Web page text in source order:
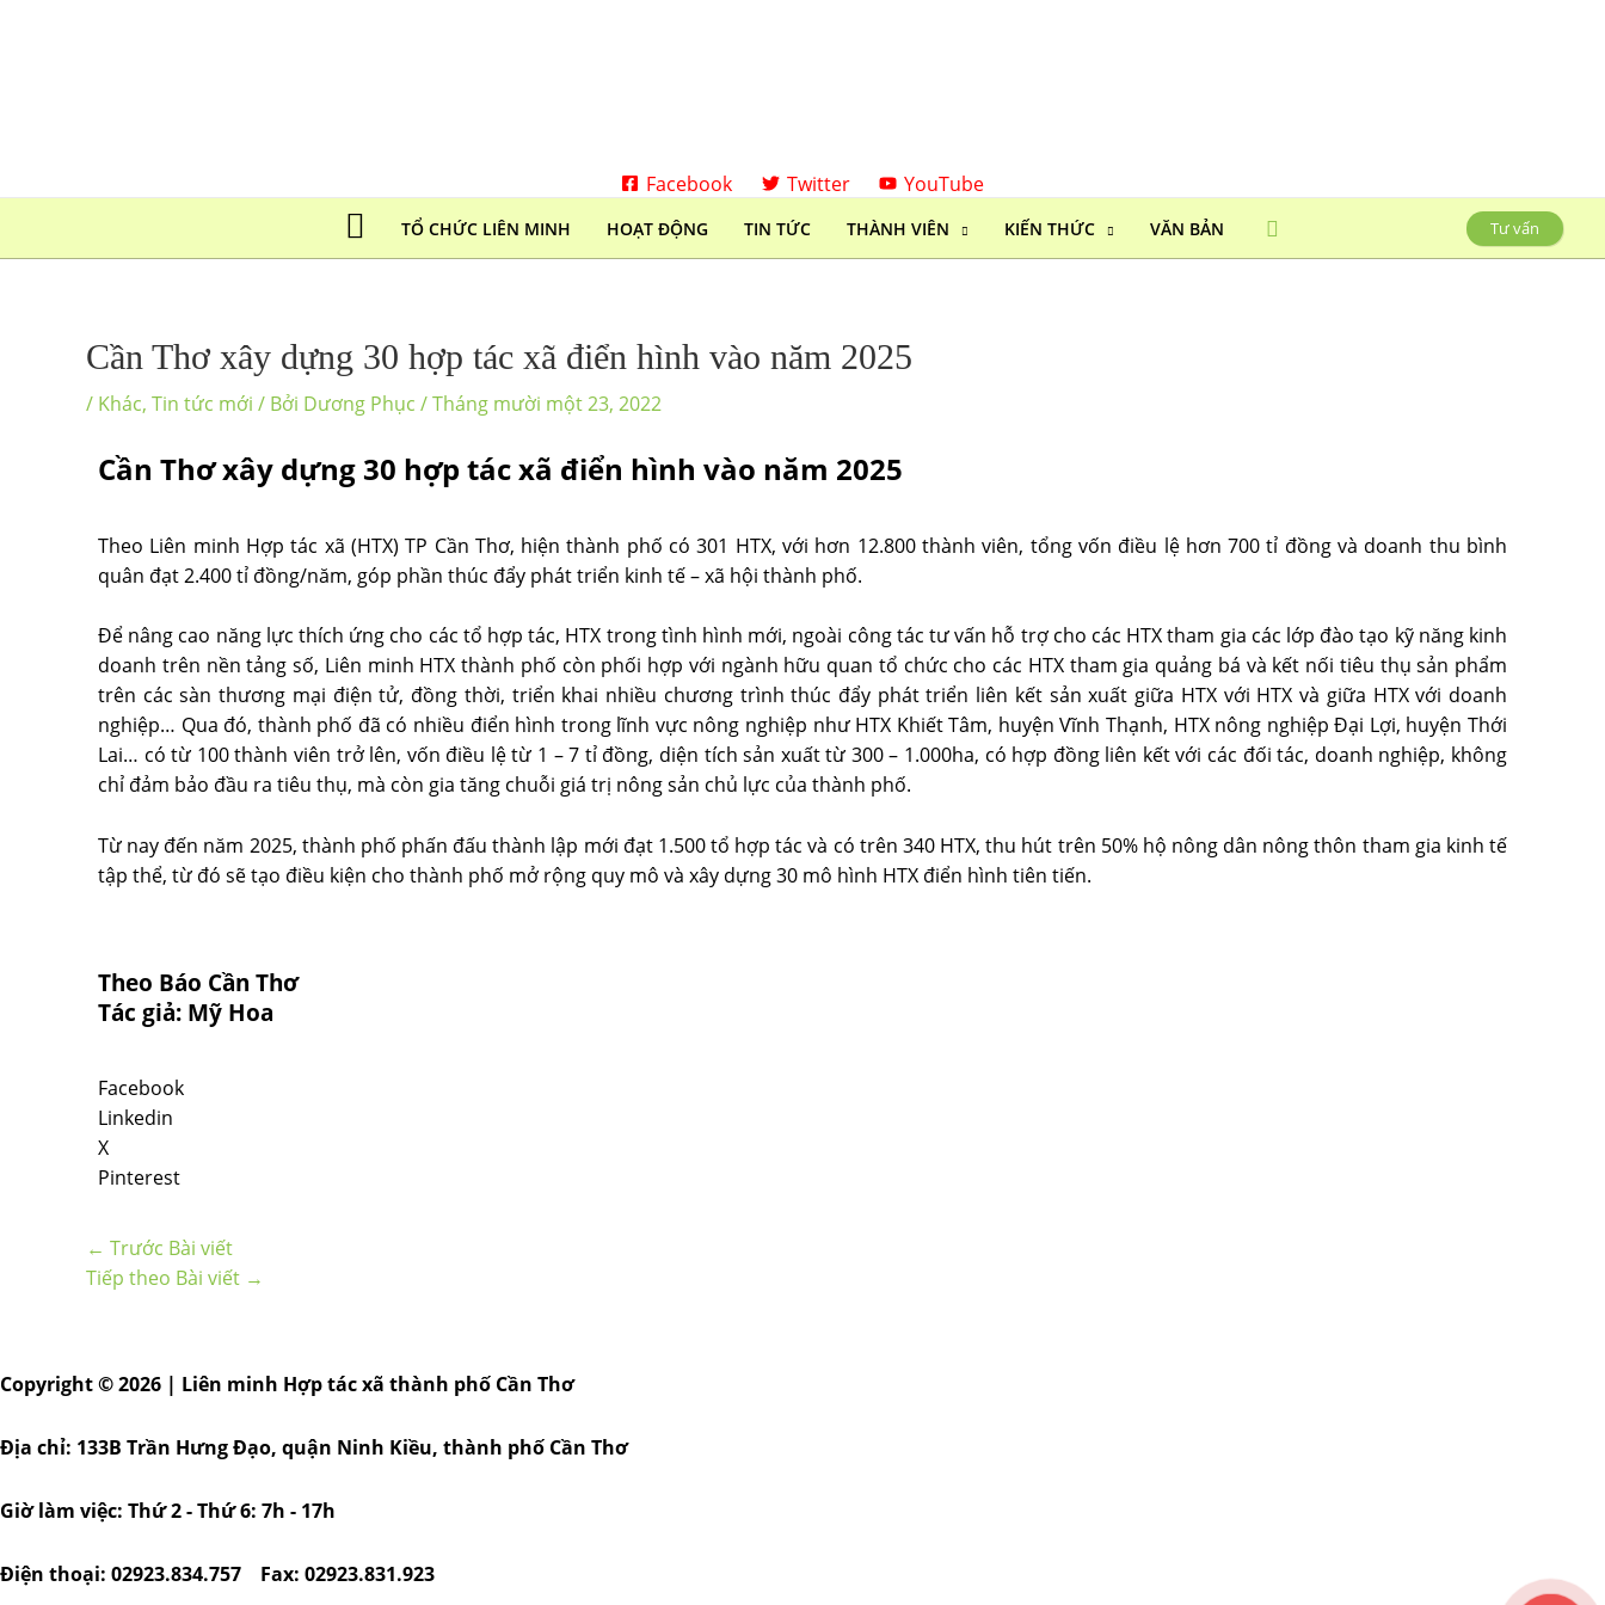
Facebook Twitter YouTube
TỔ CHỨC LIÊN MINH HOẠT ĐỘNG TIN TỨC THÀNH VIÊN KIẾN THỨC VĂN BẢN Tư vấn
Cần Thơ xây dựng 30 hợp tác xã điển hình vào năm 2025
/ Khác, Tin tức mới / Bởi Dương Phục /Tháng mười một 23, 2022
Cần Thơ xây dựng 30 hợp tác xã điển hình vào năm 2025
Theo Liên minh Hợp tác xã (HTX) TP Cần Thơ, hiện thành phố có 301 HTX, với hơn 12.800 thành viên, tổng vốn điều lệ hơn 700 tỉ đồng và doanh thu bình
quân đạt 2.400 tỉ đồng/năm, góp phần thúc đẩy phát triển kinh tế – xã hội thành phố.
Để nâng cao năng lực thích ứng cho các tổ hợp tác, HTX trong tình hình mới, ngoài công tác tư vấn hỗ trợ cho các HTX tham gia các lớp đào tạo kỹ năng kinh
doanh trên nền tảng số, Liên minh HTX thành phố còn phối hợp với ngành hữu quan tổ chức cho các HTX tham gia quảng bá và kết nối tiêu thụ sản phẩm
trên các sàn thương mại điện tử, đồng thời, triển khai nhiều chương trình thúc đẩy phát triển liên kết sản xuất giữa HTX với HTX và giữa HTX với doanh
nghiệp… Qua đó, thành phố đã có nhiều điển hình trong lĩnh vực nông nghiệp như HTX Khiết Tâm, huyện Vĩnh Thạnh, HTX nông nghiệp Đại Lợi, huyện Thới
Lai… có từ 100 thành viên trở lên, vốn điều lệ từ 1 – 7 tỉ đồng, diện tích sản xuất từ 300 – 1.000ha, có hợp đồng liên kết với các đối tác, doanh nghiệp, không
chỉ đảm bảo đầu ra tiêu thụ, mà còn gia tăng chuỗi giá trị nông sản chủ lực của thành phố.
Từ nay đến năm 2025, thành phố phấn đấu thành lập mới đạt 1.500 tổ hợp tác và có trên 340 HTX, thu hút trên 50% hộ nông dân nông thôn tham gia kinh tế
tập thể, từ đó sẽ tạo điều kiện cho thành phố mở rộng quy mô và xây dựng 30 mô hình HTX điển hình tiên tiến.
Theo Báo Cần Thơ
Tác giả: Mỹ Hoa
Facebook
Linkedin
X
Pinterest
← Trước Bài viết
Tiếp theo Bài viết →
Copyright © 2026 | Liên minh Hợp tác xã thành phố Cần Thơ
Địa chỉ: 133B Trần Hưng Đạo, quận Ninh Kiều, thành phố Cần Thơ
Giờ làm việc: Thứ 2 - Thứ 6: 7h - 17h
Điện thoại: 02923.834.757 Fax: 02923.831.923